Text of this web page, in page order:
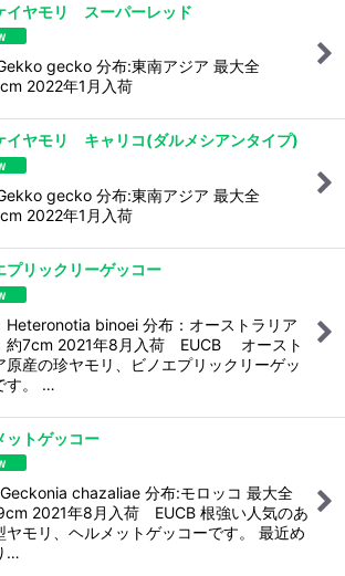
イヤモリ スーパーレッド
gecko 分布:東南アジア 最大全
2022年1月入荷
イヤモリ キャリコ(ダルメシアンタイプ)
gecko 分布:東南アジア 最大全
2022年1月入荷
プリックリーゲッコー
Heteronotia binoei 分布：オーストラリア
約7cm 2021年8月入荷 EUCB オースト
原産の珍ヤモリ、ビノエプリックリーゲッ
す。 …
ットゲッコー
chazaliae 分布:モロッコ 最大全
2021年8月入荷 EUCB 根強い人気のあ
ヤモリ、ヘルメットゲッコーです。 最近め
…